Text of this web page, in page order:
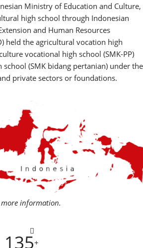
Ministry of Education and Culture,
high school through Indonesian
and Human Resources
held the agricultural vocation high
vocational high school (SMK-PP)
(SMK bidang pertanian) under the
private sectors or foundations.
information.
135+